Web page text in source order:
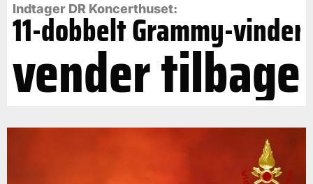
Indtager DR Koncerthuset:
11-dobbelt Grammy-vinder
vender tilbage